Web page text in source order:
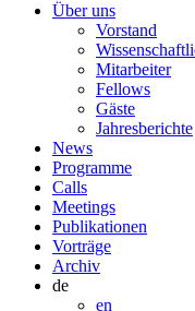
Über uns
Vorstand
Mitarbeiter
Fellows
Gäste
Jahresberichte
News
Programme
Calls
Meetings
Publikationen
Vorträge
Archiv
de
en